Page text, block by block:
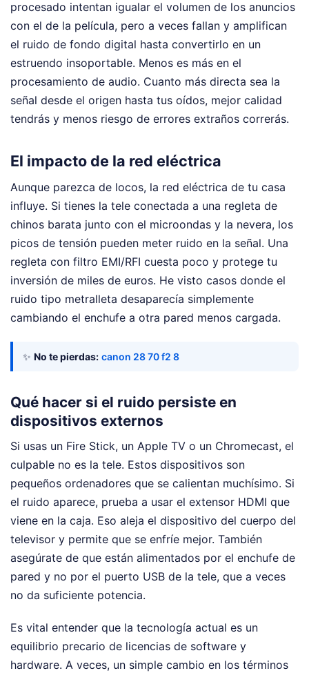
procesado intentan igualar el volumen de los anuncios
con el de la película, pero a veces fallan y amplifican
el ruido de fondo digital hasta convertirlo en un
estruendo insoportable. Menos es más en el
procesamiento de audio. Cuanto más directa sea la
señal desde el origen hasta tus oídos, mejor calidad
tendrás y menos riesgo de errores extraños correrás.
El impacto de la red eléctrica
Aunque parezca de locos, la red eléctrica de tu casa
influye. Si tienes la tele conectada a una regleta de
chinos barata junto con el microondas y la nevera, los
picos de tensión pueden meter ruido en la señal. Una
regleta con filtro EMI/RFI cuesta poco y protege tu
inversión de miles de euros. He visto casos donde el
ruido tipo metralleta desaparecía simplemente
cambiando el enchufe a otra pared menos cargada.
✨ No te pierdas: canon 28 70 f2 8
Qué hacer si el ruido persiste en
dispositivos externos
Si usas un Fire Stick, un Apple TV o un Chromecast, el
culpable no es la tele. Estos dispositivos son
pequeños ordenadores que se calientan muchísimo. Si
el ruido aparece, prueba a usar el extensor HDMI que
viene en la caja. Eso aleja el dispositivo del cuerpo del
televisor y permite que se enfríe mejor. También
asegúrate de que están alimentados por el enchufe de
pared y no por el puerto USB de la tele, que a veces
no da suficiente potencia.
Es vital entender que la tecnología actual es un
equilibrio precario de licencias de software y
hardware. A veces, un simple cambio en los términos